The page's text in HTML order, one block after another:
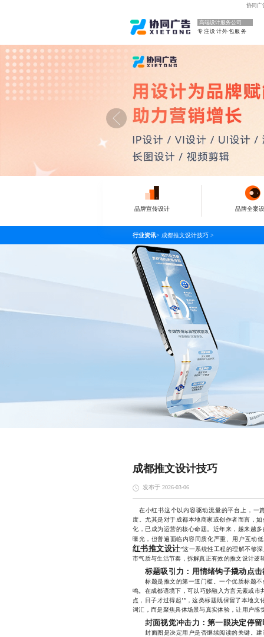
协同广
高端设计服务公司
专注设计外包服务
品牌宣传设计 品牌全案
行业资讯> 成都推文设计技巧 >
成都推文设计技巧
发布于 2026-03-06
在小红书这个以内容驱动流量的平台上，一
度。尤其是对于成都本地商家或创作者而言，
化，已成为运营的核心命题。近年来，越来越
曝光，但普遍面临内容同质化严重、用户互动
红书推文设计”这一系统性工程的理解不够
市气质与生活节奏，拆解真正有效的推文设计逻
标题吸引力：用情绪钩子撬动点击
标题是推文的第一道门槛。一个优质标题不
鸣。在成都语境下，可以巧妙融入方言元素或市
点，日子才过得起’”，这类标题既保留了本地文
词汇，而是聚焦具体场景与真实体验，让用户感
封面视觉冲击力：第一眼决定停留
封面图是决定用户是否继续阅读的关键。建